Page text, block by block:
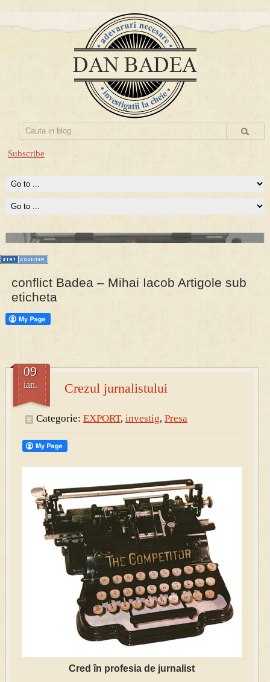
Subscribe
PRESA
Prima mea carte publicata (Nemira)
Averea Presedintelui: prima lucrare despre controversatele
conturi secrete ale Securitatii.
conflict Badea – Mihai Iacob Artigole sub
eticheta
Crezul jurnalistului
09
ian.
Categorie: EXPORT, investig, Presa
Cred în profesia de jurnalist